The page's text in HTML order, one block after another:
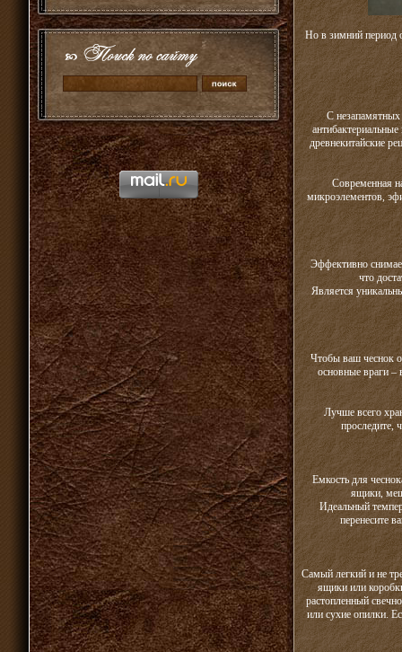
Но в зимний период
С
древнекитайские
Современная
микроэлементов,
Эффективно
что
Является
Чтобы ваш чеснок
основные враги –
Лучше всего
проследите,
Емкость для
ящики,
Идеальный
перенесите
Самый легкий и не
ящики или
растопленный
или сухие опилки.